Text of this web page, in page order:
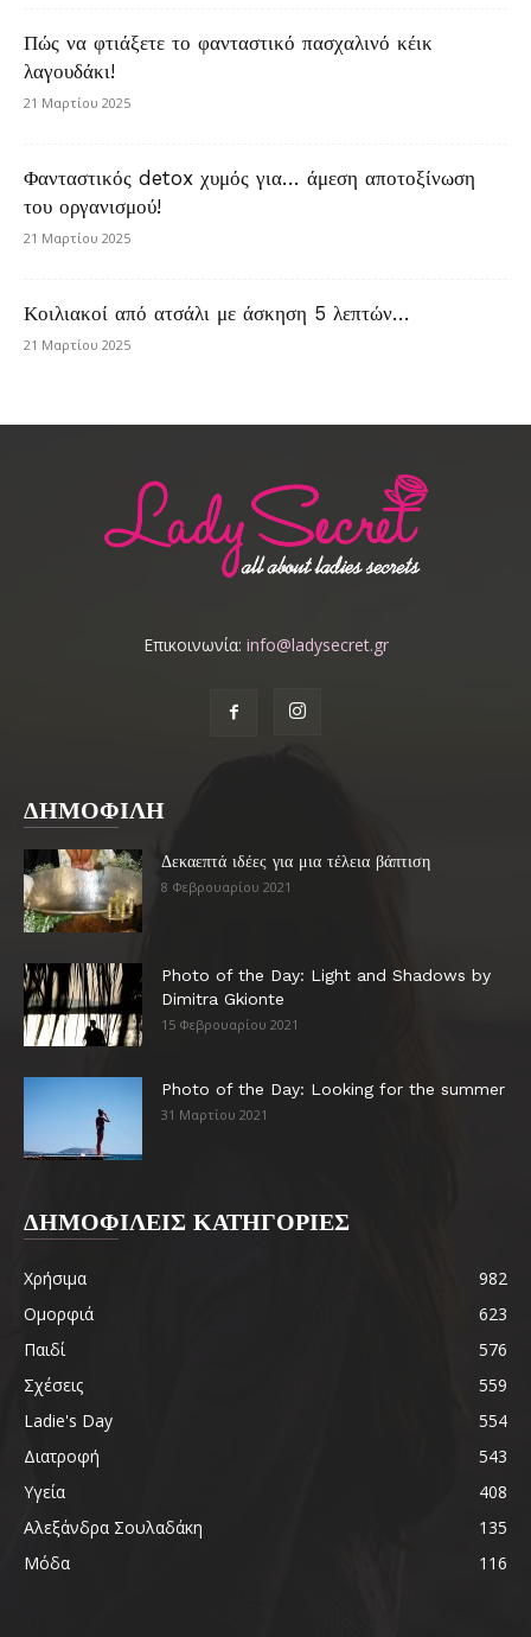
Πώς να φτιάξετε το φανταστικό πασχαλινό κέικ
λαγουδάκι!
21 Μαρτίου 2025
Φανταστικός detox χυμός για… άμεση αποτοξίνωση
του οργανισμού!
21 Μαρτίου 2025
Κοιλιακοί από ατσάλι με άσκηση 5 λεπτών…
21 Μαρτίου 2025
Επικοινωνία: info@ladysecret.gr
ΔΗΜΟΦΙΛΗ
Δεκαεπτά ιδέες για μια τέλεια βάπτιση
8 Φεβρουαρίου 2021
Photo of the Day: Light and Shadows by
Dimitra Gkionte
15 Φεβρουαρίου 2021
Photo of the Day: Looking for the summer
31 Μαρτίου 2021
ΔΗΜΟΦΙΛΕΙΣ ΚΑΤΗΓΟΡΙΕΣ
Χρήσιμα
982
Ομορφιά
623
Παιδί
576
Σχέσεις
559
Ladie's Day
554
Διατροφή
543
Υγεία
408
Αλεξάνδρα Σουλαδάκη
135
Μόδα
116